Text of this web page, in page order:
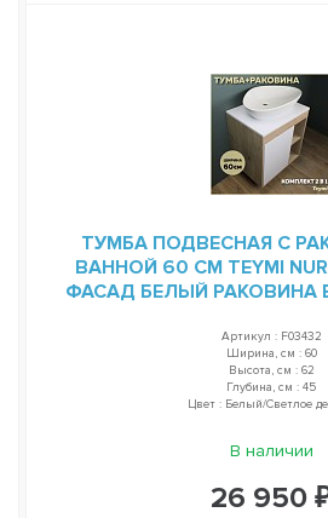
ТУМБА ПОДВЕСНАЯ С
ВАННОЙ 60 СМ TEYMI
ФАСАД БЕЛЫЙ РАКОВИНА
Артикул : F03432
Ширина, см : 60
Высота, см : 62
Глубина, см : 45
Цвет : Белый/Светлое
В наличии
26 950